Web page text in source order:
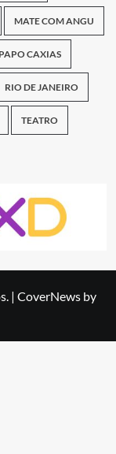
MATE COM ANGU
PAPO CAXIAS
RIO DE JANEIRO
TEATRO
| CoverNews by